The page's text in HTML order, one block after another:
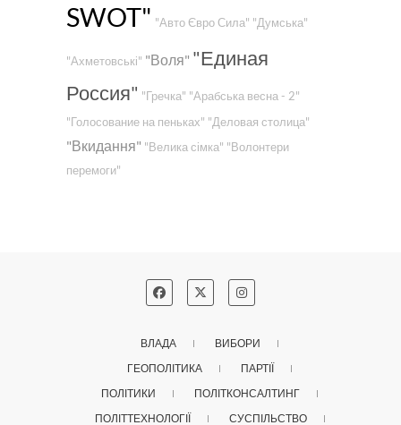
SWOT" "Авто Євро Сила" "Думська"
"Ахметовські" "Воля" "Единая
Россия" "Гречка" "Арабська весна - 2"
"Голосование на пеньках" "Деловая столица"
"Вкидання" "Велика сімка" "Волонтери
перемоги"
ВЛАДА
ВИБОРИ
ГЕОПОЛІТИКА
ПАРТІЇ
ПОЛІТИКИ
ПОЛІТКОНСАЛТИНГ
ПОЛІТТЕХНОЛОГІЇ
СУСПІЛЬСТВО